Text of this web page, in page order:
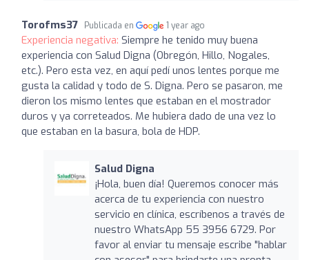
Torofms37 Publicada en 1 year ago
Experiencia negativa: Siempre he tenido muy buena
experiencia con Salud Digna (Obregón, Hillo, Nogales,
etc.). Pero esta vez, en aquí pedí unos lentes porque me
gusta la calidad y todo de S. Digna. Pero se pasaron, me
dieron los mismo lentes que estaban en el mostrador
duros y ya correteados. Me hubiera dado de una vez lo
que estaban en la basura, bola de HDP.
Salud Digna
¡Hola, buen día! Queremos conocer más
acerca de tu experiencia con nuestro
servicio en clínica, escríbenos a través de
nuestro WhatsApp 55 3956 6729. Por
favor al enviar tu mensaje escribe "hablar